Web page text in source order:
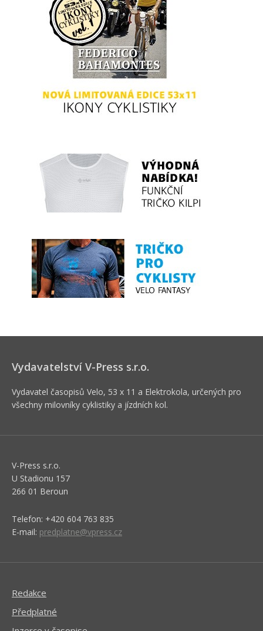
Vydavatelství V-Press s.r.o.
Vydavatel časopisů Velo, 53 x 11 a Elektrokola, určených pro
všechny milovníky cyklistiky a jízdních kol.
V-Press s.r.o.
U Stadionu 157
266 01 Beroun
Telefon: +420 604 763 835
E-mail: predplatne@vpress.cz
Redakce
Předplatné